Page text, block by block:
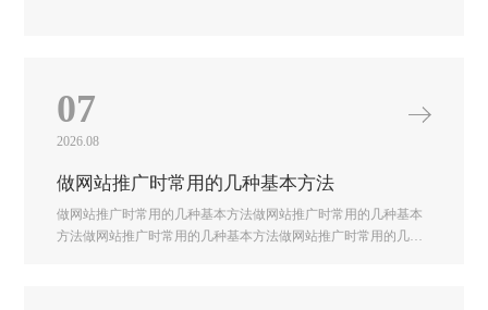
07
2026.08
做网站推广时常用的几种基本方法
做网站推广时常用的几种基本方法做网站推广时常用的几种基本
方法做网站推广时常用的几种基本方法做网站推广时常用的几种